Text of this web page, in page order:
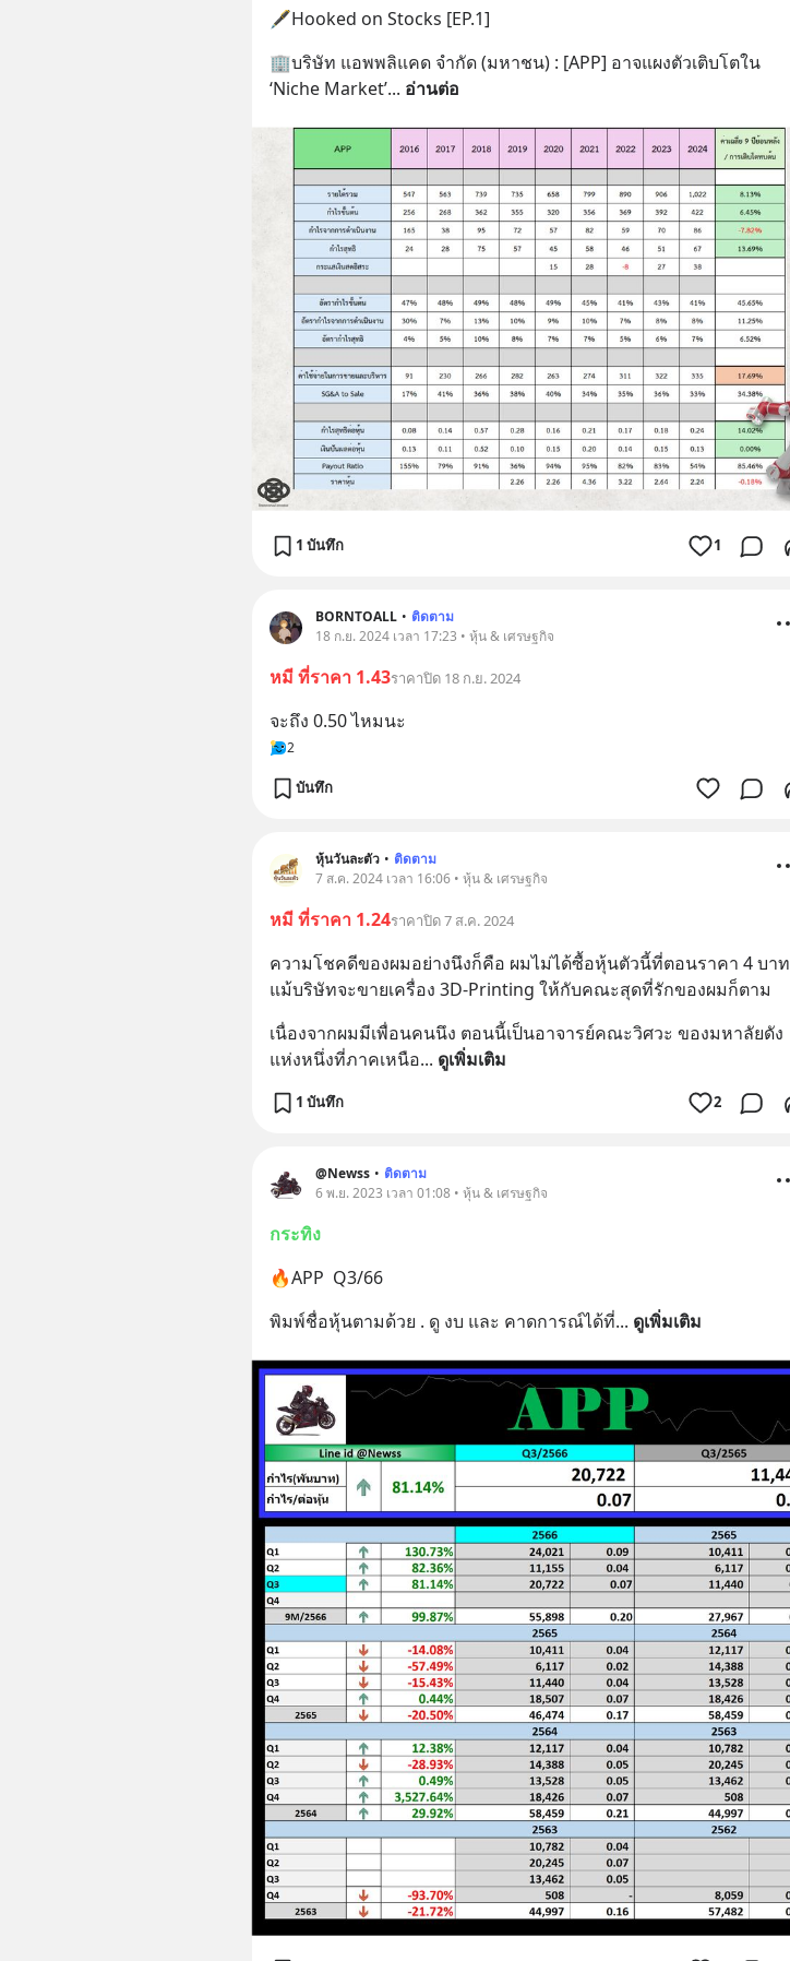
🖋️Hooked on Stocks [EP.1]
🏢บริษัท แอพพลิแคด จำกัด (มหาชน) : [APP] อาจแผงตัวเติบโตใน
‘Niche Market’... อ่านต่อ
1 บันทึก 1
BORNTOALL • ติดตาม
18 ก.ย. 2024 เวลา 17:23 • หุ้น & เศรษฐกิจ
หมี ที่ราคา 1.43ราคาปิด 18 ก.ย. 2024
จะถึง 0.50 ไหมนะ
2
บันทึก
หุ้นวันละตัว • ติดตาม
7 ส.ค. 2024 เวลา 16:06 • หุ้น & เศรษฐกิจ
หมี ที่ราคา 1.24ราคาปิด 7 ส.ค. 2024
ความโชคดีของผมอย่างนึงก็คือ ผมไม่ได้ซื้อหุ้นตัวนี้ที่ตอนราคา 4 บาท
แม้บริษัทจะขายเครื่อง 3D-Printing ให้กับคณะสุดที่รักของผมก็ตาม
เนื่องจากผมมีเพื่อนคนนึง ตอนนี้เป็นอาจารย์คณะวิศวะ ของมหาลัยดัง
แห่งหนึ่งที่ภาคเหนือ... ดูเพิ่มเติม
1 บันทึก 2
@Newss • ติดตาม
6 พ.ย. 2023 เวลา 01:08 • หุ้น & เศรษฐกิจ
กระทิง
🔥APP  Q3/66
พิมพ์ชื่อหุ้นตามด้วย . ดู งบ และ คาดการณ์ได้ที่... ดูเพิ่มเติม